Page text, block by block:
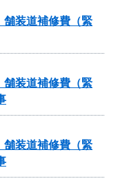
装道補修費（緊
装道補修費（緊
装道補修費（緊